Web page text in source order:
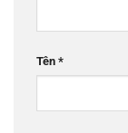
Tên *